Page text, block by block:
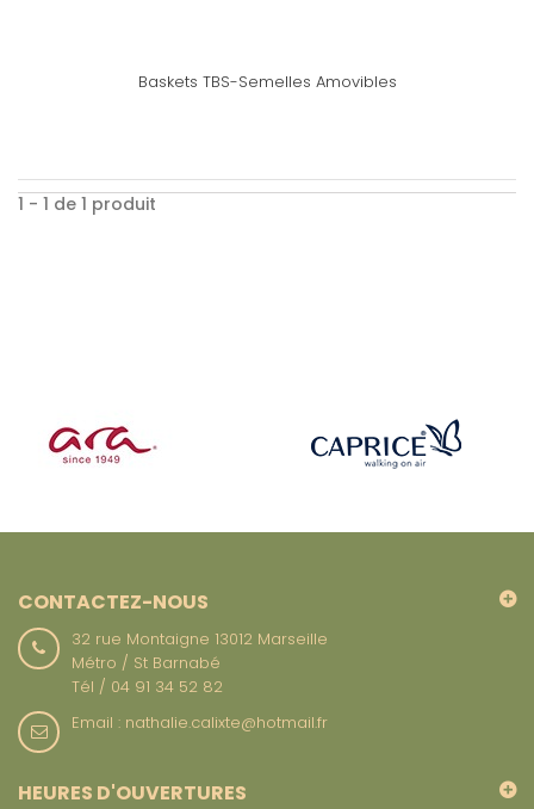
Baskets TBS-Semelles Amovibles
1 - 1 de 1 produit
CONTACTEZ-NOUS
32 rue Montaigne 13012 Marseille
Métro / St Barnabé
Tél / 04 91 34 52 82
Email : nathalie.calixte@hotmail.fr
HEURES D'OUVERTURES